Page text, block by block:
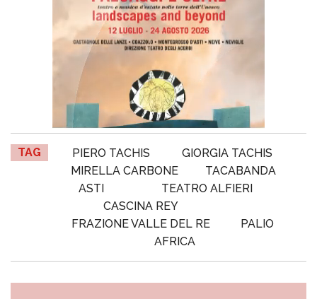
TAG PIERO TACHIS
GIORGIA TACHIS
MIRELLA CARBONE
TACABANDA
ASTI
TEATRO ALFIERI
CASCINA REY
FRAZIONE VALLE DEL RE
PALIO
AFRICA